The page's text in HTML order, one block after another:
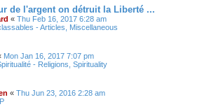
de l'argent on détruit la Liberté ...
« Thu Feb 16, 2017 6:28 am
- Articles, Miscellaneous
Mon Jan 16, 2017 7:07 pm
- Religions, Spirituality
« Thu Jun 23, 2016 2:28 am